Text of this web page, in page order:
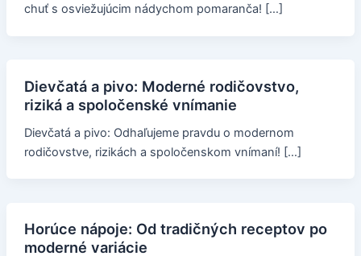
chuť s osviežujúcim nádychom pomaranča! […]
Dievčatá a pivo: Moderné rodičovstvo,
riziká a spoločenské vnímanie
Dievčatá a pivo: Odhaľujeme pravdu o modernom
rodičovstve, rizikách a spoločenskom vnímaní! […]
Horúce nápoje: Od tradičných receptov po
moderné variácie